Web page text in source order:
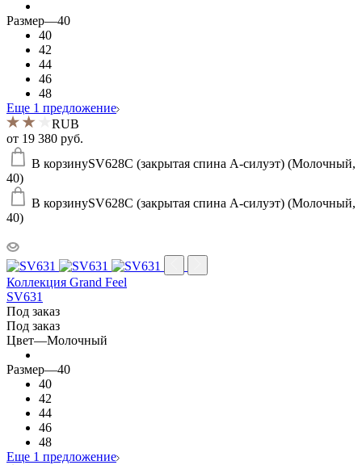
Размер—40
40
42
44
46
48
Еще 1 предложение
RUB
от 19 380 руб.
В корзинуSV628C (закрытая спина А-силуэт) (Молочный,
40)
В корзинуSV628C (закрытая спина А-силуэт) (Молочный,
40)
Коллекция Grand Feel
SV631
Под заказ
Под заказ
Цвет—Молочный
Размер—40
40
42
44
46
48
Еще 1 предложение